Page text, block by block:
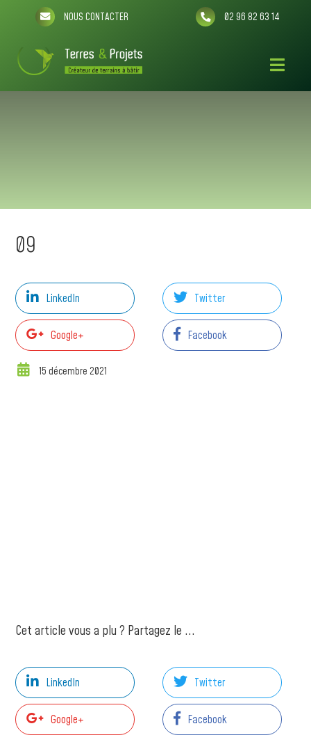
NOUS CONTACTER 02 96 82 63 14
09
LinkedIn Twitter
Google+ Facebook
15 décembre 2021
Cet article vous a plu ? Partagez le ...
LinkedIn Twitter
Google+ Facebook